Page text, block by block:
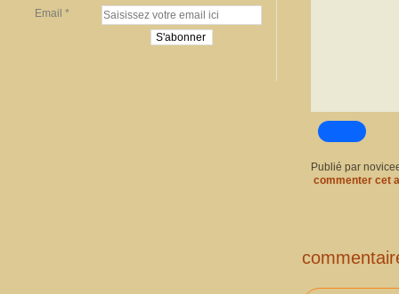
Email
Publié par
commenter cet